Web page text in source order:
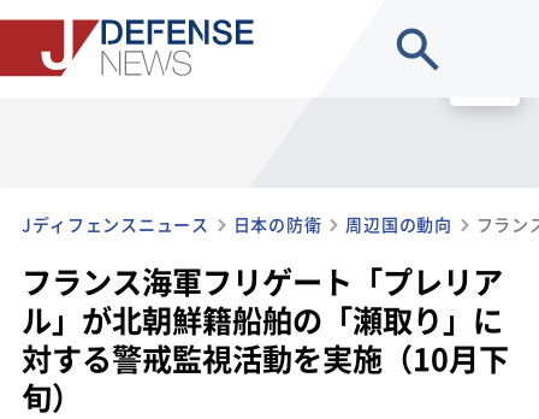
Jディフェンスニュース 日本の防衛 周辺国の動向
フランス海軍フリゲート「プレリア
ル」が北朝鮮籍船舶の「瀬取り」に
対する警戒監視活動を実施（10月下
旬）